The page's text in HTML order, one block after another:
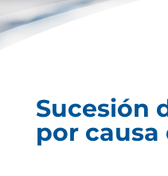
Sucesión
por